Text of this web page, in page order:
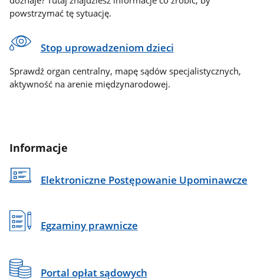
powstrzymać tę sytuację.
Stop uprowadzeniom dzieci
Sprawdź organ centralny, mapę sądów specjalistycznych,
aktywność na arenie międzynarodowej.
Informacje
Elektroniczne Postępowanie Upominawcze
Egzaminy prawnicze
Portal opłat sądowych